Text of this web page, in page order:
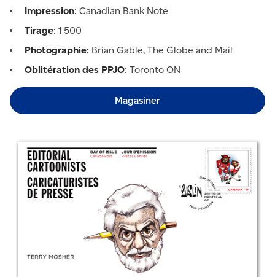
Impression: Canadian Bank Note
Tirage: 1 500
Photographie: Brian Gable, The Globe and Mail
Oblitération des PPJO: Toronto ON
Magasiner